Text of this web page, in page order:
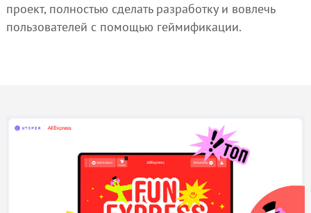
проект, полностью сделать разработку и вовлечь
пользователей с помощью геймификации.